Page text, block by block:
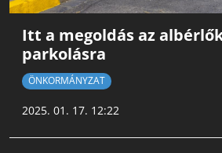
Itt a megoldás az
parkolásra
ÖNKORMÁNYZAT
2025. 01. 17. 12:22